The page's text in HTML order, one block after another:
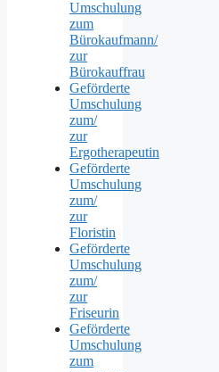
Umschulung
zum
Bürokaufmann/
zur
Bürokauffrau
Geförderte
Umschulung
zum/
zur
Ergotherapeutin
Geförderte
Umschulung
zum/
zur
Floristin
Geförderte
Umschulung
zum/
zur
Friseurin
Geförderte
Umschulung
zum